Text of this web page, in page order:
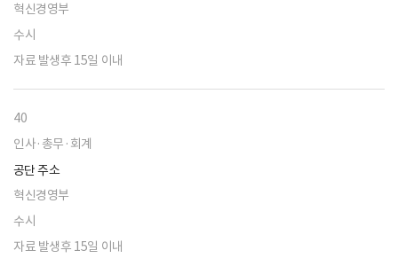
혁신경영부
수시
자료 발생후 15일 이내
40
인사·총무·회계
공단 주소
혁신경영부
수시
자료 발생후 15일 이내